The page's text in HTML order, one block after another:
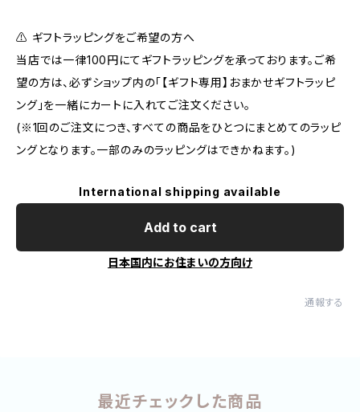
⚠️ ギフトラッピングをご希望の方へ
当店では一律100円にてギフトラッピングを承っております。ご希
望の方は、必ずショップ内の「【ギフト専用】おまかせギフトラッピ
ング」を一緒にカートに入れてご注文ください。
(※1回のご注文につき、すべての商品をひとつにまとめてのラッピ
ングとなります。一部のみのラッピングはできかねます。)
International shipping available
Add to cart
日本国内にお住まいの方向け
通報する
最近チェックした商品